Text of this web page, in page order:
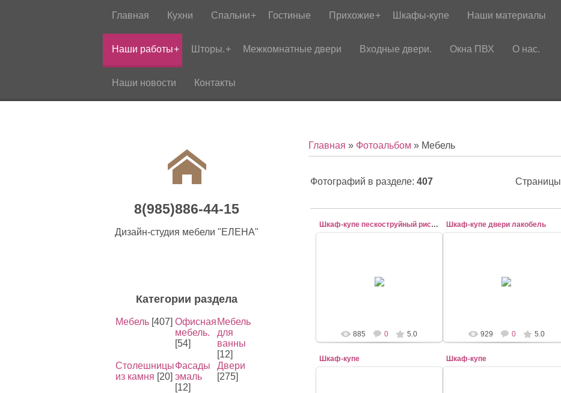
Главная Кухни Спальни Гостиные Прихожие Шкафы-купе Наши материалы
Наши работы Шторы. Межкомнатные двери Входные двери. Окна ПВХ О нас.
Наши новости Контакты
8(985)886-44-15
Дизайн-студия мебели "ЕЛЕНА"
Главная » Фотоальбом » Мебель
Фотографий в разделе: 407 Страницы
Шкаф-купе пескоструйный рисунок
885 0 5.0
Шкаф-купе двери лакобель
929 0 5.0
Шкаф-купе Шкаф-купе
Категории раздела
Мебель [407] Офисная
мебель.
[54]
Мебель
для
ванны
[12]
Столешницы
из камня [20]
Фасады
эмаль
[12]
Двери
[275]